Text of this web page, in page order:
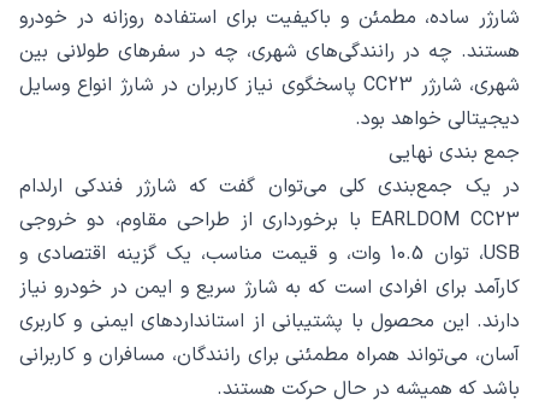
شارژر ساده، مطمئن و باکیفیت برای استفاده روزانه در خودرو
هستند. چه در رانندگی‌های شهری، چه در سفرهای طولانی بین
شهری، شارژر CC23 پاسخگوی نیاز کاربران در شارژ انواع وسایل
دیجیتالی خواهد بود.
جمع‌ بندی نهایی
در یک جمع‌بندی کلی می‌توان گفت که شارژر فندکی ارلدام
EARLDOM CC23 با برخورداری از طراحی مقاوم، دو خروجی
USB، توان 10.5 وات، و قیمت مناسب، یک گزینه اقتصادی و
کارآمد برای افرادی است که به شارژ سریع و ایمن در خودرو نیاز
دارند. این محصول با پشتیبانی از استانداردهای ایمنی و کاربری
آسان، می‌تواند همراه مطمئنی برای رانندگان، مسافران و کاربرانی
باشد که همیشه در حال حرکت هستند.